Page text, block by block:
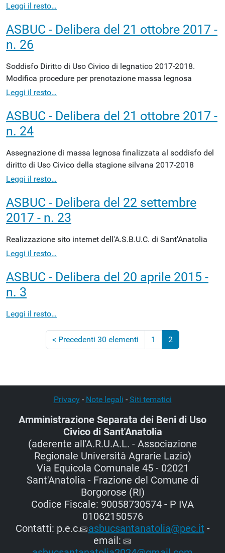
Leggi il resto…
ASBUC - Delibera del 21 ottobre 2017 -
n. 26
Soddisfo Diritto di Uso Civico di legnatico 2017-2018.
Modifica procedure per prenotazione massa legnosa
Leggi il resto…
ASBUC - Delibera del 21 ottobre 2017 -
n. 24
Assegnazione di massa legnosa finalizzata al soddisfo del
diritto di Uso Civico della stagione silvana 2017-2018
Leggi il resto…
ASBUC - Delibera del 22 settembre
2017 - n. 23
Realizzazione sito internet dell'A.S.B.U.C. di Sant'Anatolia
Leggi il resto…
ASBUC - Delibera del 20 aprile 2015 -
n. 3
Leggi il resto…
< Precedenti 30 elementi 1
2
Privacy- Note legali - Siti tematici
Amministrazione Separata dei Beni di Uso
Civico di Sant'Anatolia
(aderente all'A.R.U.A.L. - Associazione
Regionale Università Agrarie Lazio)
Via Equicola Comunale 45 - 02021
Sant'Anatolia - Frazione del Comune di
Borgorose (RI)
Codice Fiscale: 90058730574 - P IVA
01062150576
Contatti: p.e.c.
asbucsantanatolia@pec.it -
email: